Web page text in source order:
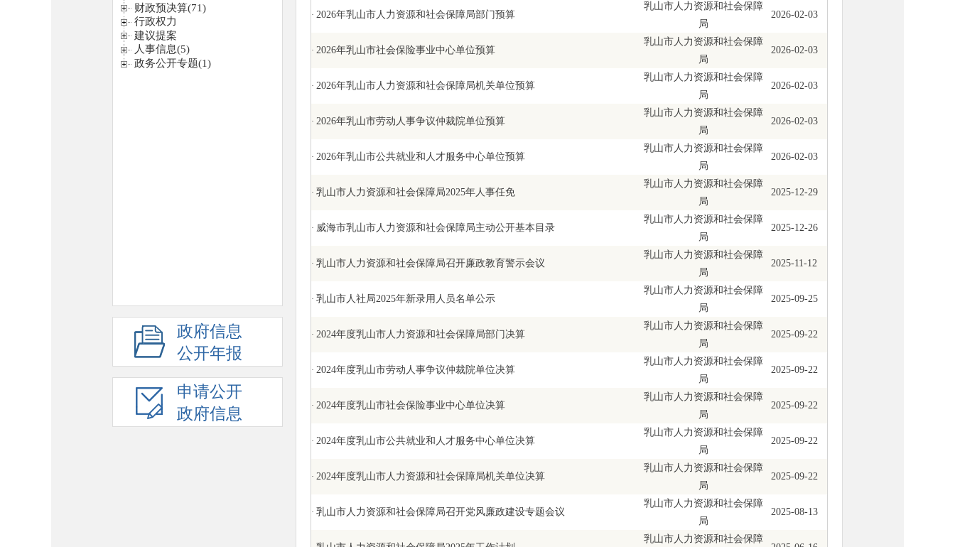
政府信息
公开年报
申请公开
政府信息
· 2026年乳山市人力资源和社会保障局部门预算
乳山市人力资源和社会保障
局
2026-02-03
· 2026年乳山市社会保险事业中心单位预算
乳山市人力资源和社会保障
局
2026-02-03
· 2026年乳山市人力资源和社会保障局机关单位预算
乳山市人力资源和社会保障
局
2026-02-03
· 2026年乳山市劳动人事争议仲裁院单位预算
乳山市人力资源和社会保障
局
2026-02-03
· 2026年乳山市公共就业和人才服务中心单位预算
乳山市人力资源和社会保障
局
2026-02-03
· 乳山市人力资源和社会保障局2025年人事任免
乳山市人力资源和社会保障
局
2025-12-29
· 威海市乳山市人力资源和社会保障局主动公开基本目录
乳山市人力资源和社会保障
局
2025-12-26
· 乳山市人力资源和社会保障局召开廉政教育警示会议
乳山市人力资源和社会保障
局
2025-11-12
· 乳山市人社局2025年新录用人员名单公示
乳山市人力资源和社会保障
局
2025-09-25
· 2024年度乳山市人力资源和社会保障局部门决算
乳山市人力资源和社会保障
局
2025-09-22
· 2024年度乳山市劳动人事争议仲裁院单位决算
乳山市人力资源和社会保障
局
2025-09-22
· 2024年度乳山市社会保险事业中心单位决算
乳山市人力资源和社会保障
局
2025-09-22
· 2024年度乳山市公共就业和人才服务中心单位决算
乳山市人力资源和社会保障
局
2025-09-22
· 2024年度乳山市人力资源和社会保障局机关单位决算
乳山市人力资源和社会保障
局
2025-09-22
· 乳山市人力资源和社会保障局召开党风廉政建设专题会议
乳山市人力资源和社会保障
局
2025-08-13
乳山市人力资源和社会保障